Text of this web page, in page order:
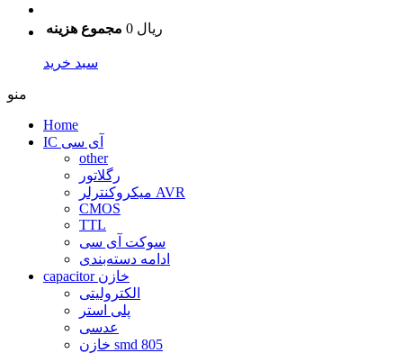
مجموع هزینه 0 ریال
سبد خرید
منو
Home
IC آی سی
other
رگلاتور
میکروکنترلر AVR
CMOS
TTL
سوکت آی سی
ادامه دسته‌بندی
capacitor خازن
الکترولیتی
پلی استر
عدسی
خازن smd 805